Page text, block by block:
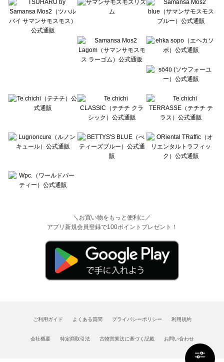
Lugnoncure（ルノンキュール）のトップス一覧
BETTY'S BLUE（べティーズブルー）のトップス一覧
Wpc.（ワールドパーティー）のトップス一覧
＼お買い物をもっと便利に／
アプリ新規会員登録で100ポイントプレゼント！
ご利用ガイド よくある質問 プライバシーポリシー 利用規約
会社概要 特定商取引法 古物営業法に基づく記載 お問い合わせ